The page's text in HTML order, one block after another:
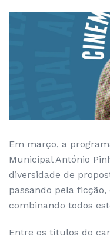
Em março, a
Municipal António
diversidade de
passando pela
combinando todos
Entre os títulos do